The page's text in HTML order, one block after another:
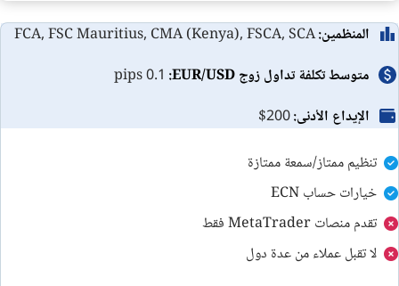
تنظيم ممتاز/سمعة ممتازة
خيارات حساب ECN
تقدم منصات MetaTrader فقط
لا تقبل عملاء من عدة دول
المنظمين:FCA, FSC Mauritius, CMA (Kenya), FSCA, SCA
متوسط تكلفة تداول زوج EUR/USD:
0.1 pips
الإيداع الأدنى:$200